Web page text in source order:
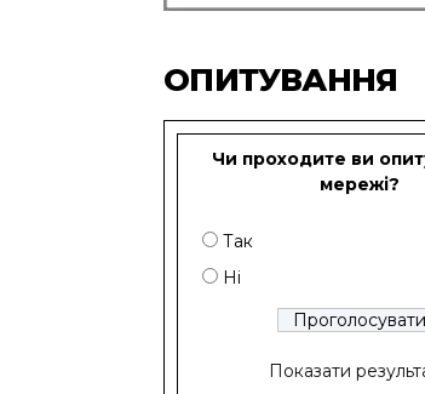
ОПИТУВАННЯ
Чи проходите ви
мережі?
Так
Ні
Показати